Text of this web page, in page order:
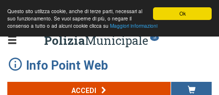
Ok
Questo sito utilizza cookie, anche di terze parti, necessari al
suo funzionamento. Se vuoi saperne di più, o negare il
consenso a tutto o ad alcuni cookie clicca su Maggiori informazioni
PoliziaMunicipale .it
Info Point Web
ACCEDI